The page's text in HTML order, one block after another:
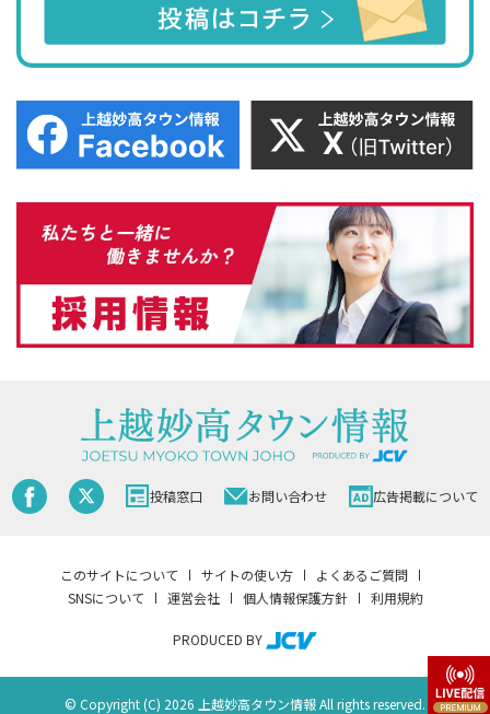
投稿窓口 お問い合わせ 広告掲載について
このサイトについて サイトの使い方
よくあるご質問
SNSについて
運営会社 個人情報保護方針 利用規約
PRODUCED BY
© Copyright (C) 2026 上越妙高タウン情報 All rights reserved.